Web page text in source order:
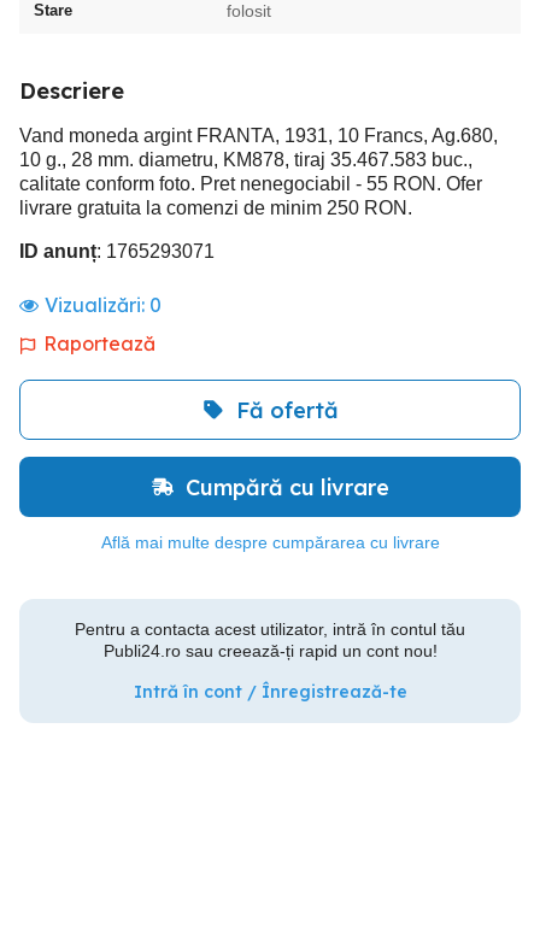
Stare folosit
Descriere
Vand moneda argint FRANTA, 1931, 10 Francs, Ag.680,
10 g., 28 mm. diametru, KM878, tiraj 35.467.583 buc.,
calitate conform foto. Pret nenegociabil - 55 RON. Ofer
livrare gratuita la comenzi de minim 250 RON.
ID anunț: 1765293071
Vizualizări: 0
Raportează
Fă ofertă
Cumpără cu livrare
Află mai multe despre cumpărarea cu livrare
Pentru a contacta acest utilizator, intră în contul tău
Publi24.ro sau creează-ți rapid un cont nou!
Intră în cont / Înregistrează-te